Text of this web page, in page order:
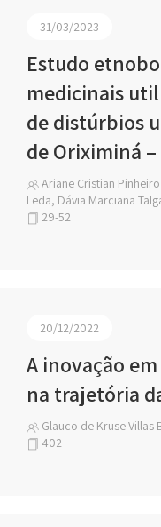
31/03/2023
Estudo
medicinais
de distúrbios
de Oriximiná
Ariane Cristian
Leda, Dávia Marciana
29-52
20/12/2022
A inovação
na trajetória
Glauco de Kruse Villas
402